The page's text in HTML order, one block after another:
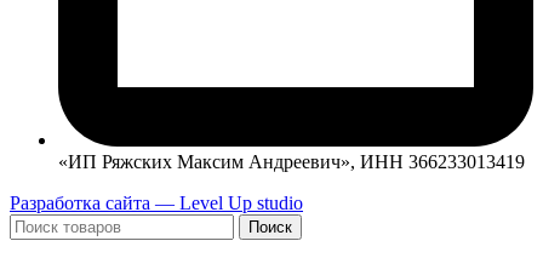
«ИП Ряжских Максим Андреевич», ИНН 366233013419
Разработка сайта — Level Up studio
Поиск